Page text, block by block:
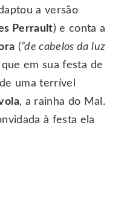
a versão
Perrault) e conta a
(“de cabelos da luz
que em sua festa de
uma terrível
, a rainha do Mal.
à festa ela